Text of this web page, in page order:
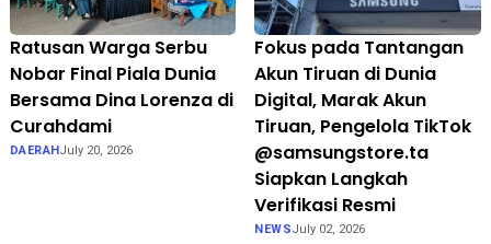
Ratusan Warga Serbu
Nobar Final Piala Dunia
Bersama Dina Lorenza di
Curahdami
DAERAHJuly 20, 2026
Fokus pada Tantangan
Akun Tiruan di Dunia
Digital, Marak Akun
Tiruan, Pengelola TikTok
@samsungstore.ta
Siapkan Langkah
Verifikasi Resmi
NEWSJuly 02, 2026